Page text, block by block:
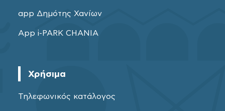
app Δημότης Χανίων
App i-PARK CHANIA
Χρήσιμα
Τηλεφωνικός κατάλογος